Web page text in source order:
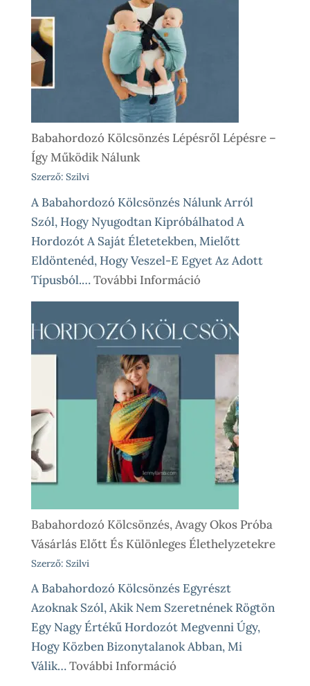
Babahordozó Kölcsönzés Lépésről Lépésre –
Így Működik Nálunk
Szerző: Szilvi
A Babahordozó Kölcsönzés Nálunk Arról
Szól, Hogy Nyugodtan Kipróbálhatod A
Hordozót A Saját Életetekben, Mielőtt
Eldöntenéd, Hogy Veszel-E Egyet Az Adott
Típusból.…További Információ:
Babahordozó
Kölcsönzés
Lépésről
Lépésre
Így
Működik
Nálunk
Babahordozó Kölcsönzés, Avagy Okos Próba
Vásárlás Előtt És Különleges Élethelyzetekre
Szerző: Szilvi
A Babahordozó Kölcsönzés Egyrészt
Azoknak Szól, Akik Nem Szeretnének Rögtön
Egy Nagy Értékű Hordozót Megvenni Úgy,
Hogy Közben Bizonytalanok Abban, Mi
Válik…További Információ: